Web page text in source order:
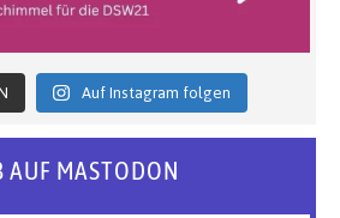
Auf Instagram folgen
AUF MASTODON